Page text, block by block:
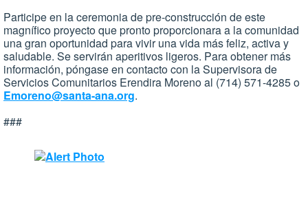
Participe en la ceremonia de pre-construcción de este
magnífico proyecto que pronto proporcionara a la comunidad
una gran oportunidad para vivir una vida más feliz, activa y
saludable. Se servirán aperitivos ligeros. Para obtener más
información, póngase en contacto con la Supervisora de
Servicios Comunitarios Erendira Moreno al (714) 571-4285 o
Emoreno@santa-ana.org.
###